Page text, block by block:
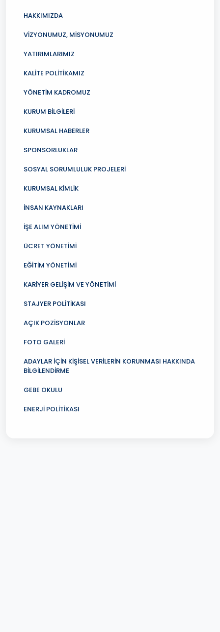
HAKKIMIZDA
VİZYONUMUZ, MİSYONUMUZ
YATIRIMLARIMIZ
KALİTE POLİTİKAMIZ
YÖNETİM KADROMUZ
KURUM BİLGİLERİ
KURUMSAL HABERLER
SPONSORLUKLAR
SOSYAL SORUMLULUK PROJELERİ
KURUMSAL KİMLİK
İNSAN KAYNAKLARI
İŞE ALIM YÖNETİMİ
ÜCRET YÖNETİMİ
EĞİTİM YÖNETİMİ
KARİYER GELİŞİM VE YÖNETİMİ
STAJYER POLİTİKASI
AÇIK POZİSYONLAR
FOTO GALERİ
ADAYLAR İÇİN KİŞİSEL VERİLERİN KORUNMASI HAKKINDA
BİLGİLENDİRME
GEBE OKULU
ENERJİ POLİTİKASI